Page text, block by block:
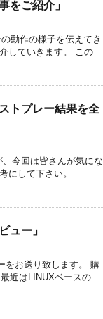
をご紹介」
動作の様子を伝えてき
していきます。 この
トプレー結果を全
今回は皆さんが気にな
にして下さい。
ュー」
をお送り致します。 購
近はLINUXベースの